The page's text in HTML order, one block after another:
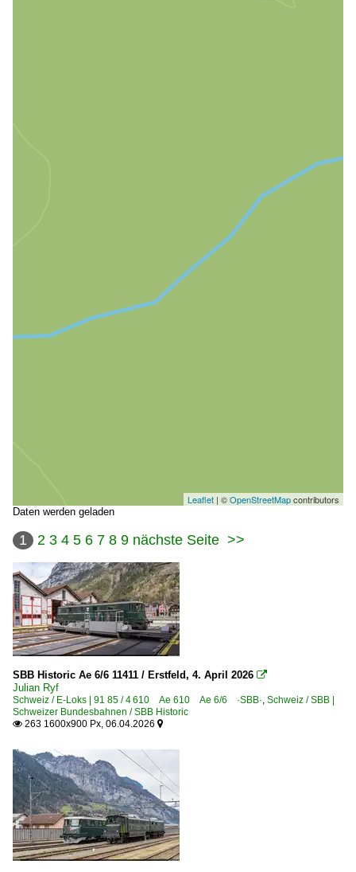
Leaflet | ©OpenStreetMapcontributors
Daten werden geladen
1 2 3 4 5 6 7 8 9 nächste Seite >>
SBB Historic Ae 6/6 11411 / Erstfeld, 4. April 2026 
Julian Ryf
Schweiz / E-Loks | 91 85 / 4 610 Ae 610 Ae 6/6 ·SBB·, Schweiz / SBB |
Schweizer Bundesbahnen / SBB Historic
 263 1600x900 Px, 06.04.2026 